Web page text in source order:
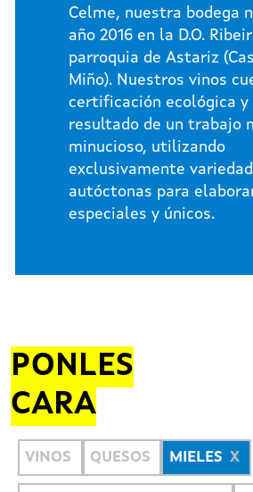
Celme, nuestra bodega
año 2016 en la D.O.
parroquia de Astariz
Miño). Nuestros vinos
certificación ecológica y
resultado de un trabajo
minucioso, utilizando
exclusivamente
autóctonas para
especiales y únicos.
PONLES
CARA
VINOS QUESOS MIELES